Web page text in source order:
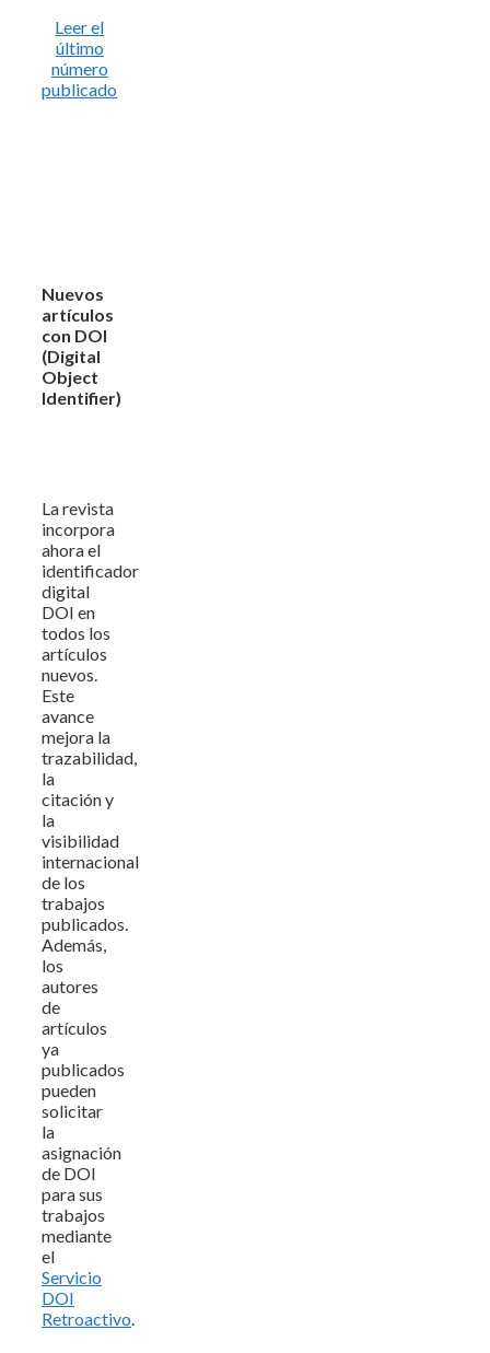
Leer el
último
número
publicado
Nuevos
artículos
con DOI
(Digital
Object
Identifier)
La revista
incorpora
ahora el
identificador
digital
DOI en
todos los
artículos
nuevos.
Este
avance
mejora la
trazabilidad,
la
citación y
la
visibilidad
internacional
de los
trabajos
publicados.
Además,
los
autores
de
artículos
ya
publicados
pueden
solicitar
la
asignación
de DOI
para sus
trabajos
mediante
el
Servicio
DOI
Retroactivo.